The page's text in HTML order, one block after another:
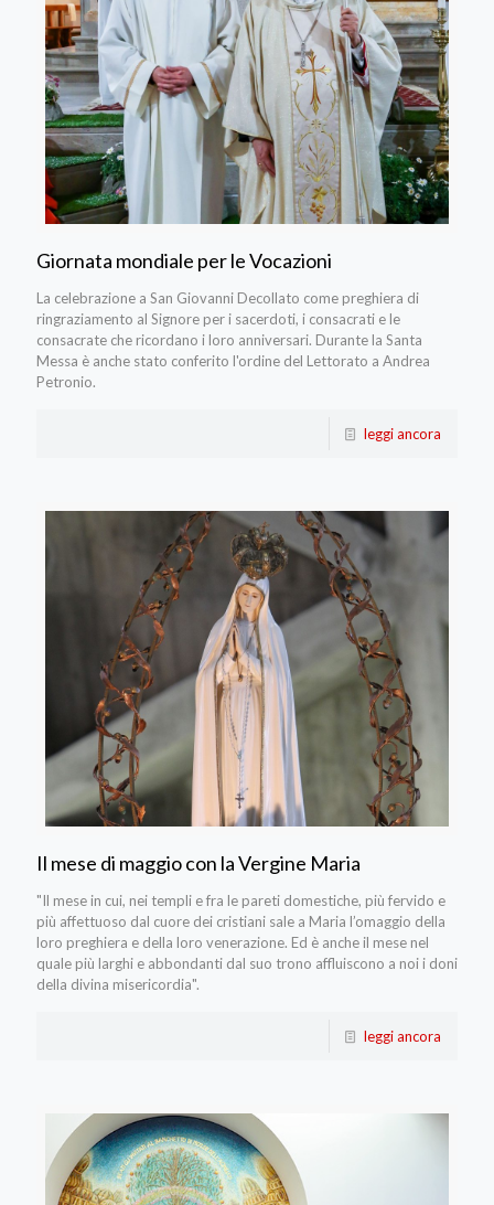
Giornata mondiale per le Vocazioni
La celebrazione a San Giovanni Decollato come preghiera di
ringraziamento al Signore per i sacerdoti, i consacrati e le
consacrate che ricordano i loro anniversari. Durante la Santa
Messa è anche stato conferito l'ordine del Lettorato a Andrea
Petronio.
leggi ancora
Il mese di maggio con la Vergine Maria
"Il mese in cui, nei templi e fra le pareti domestiche, più fervido e
più affettuoso dal cuore dei cristiani sale a Maria l’omaggio della
loro preghiera e della loro venerazione. Ed è anche il mese nel
quale più larghi e abbondanti dal suo trono affluiscono a noi i doni
della divina misericordia".
leggi ancora